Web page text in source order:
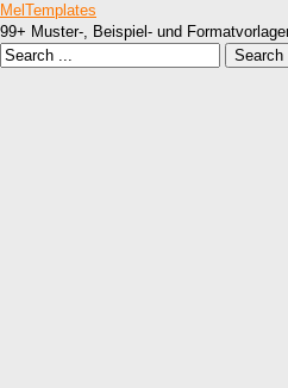
MelTemplates
99+ Muster-, Beispiel- und